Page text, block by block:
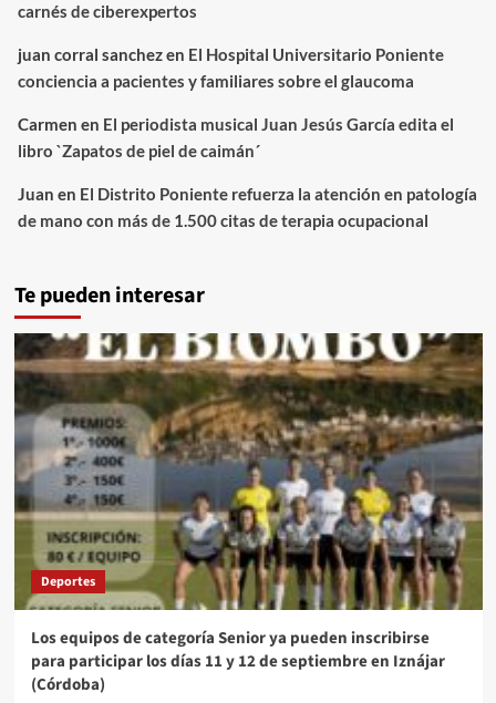
carnés de ciberexpertos
juan corral sanchezen El Hospital Universitario Poniente
conciencia a pacientes y familiares sobre el glaucoma
Carmen en El periodista musical Juan Jesús García edita el
libro `Zapatos de piel de caimán´
Juan en El Distrito Poniente refuerza la atención en patología
de mano con más de 1.500 citas de terapia ocupacional
Te pueden interesar
Deportes
Los equipos de categoría Senior ya pueden inscribirse
para participar los días 11 y 12 de septiembre en Iznájar
(Córdoba)